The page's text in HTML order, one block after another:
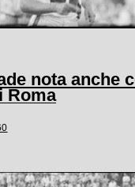
nota anche
Roma